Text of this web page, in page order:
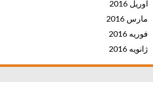
آوریل 2016
مارس 2016
فوریه 2016
ژانویه 2016